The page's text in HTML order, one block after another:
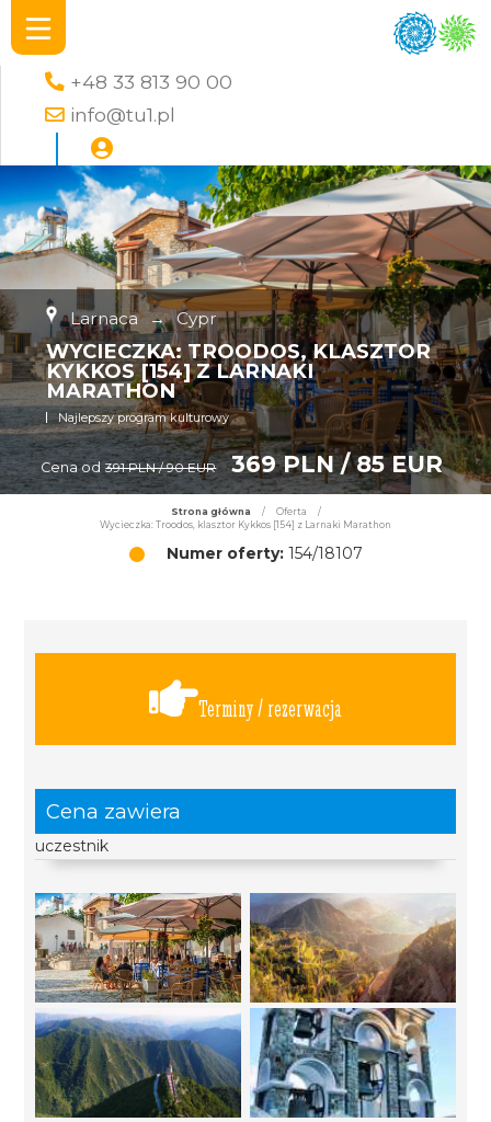
+48 33 813 90 00
info@tu1.pl
Larnaca → Cypr
WYCIECZKA: TROODOS, KLASZTOR
KYKKOS [154] Z LARNAKI
MARATHON
Najlepszy program kulturowy
Cena od 391 PLN / 90 EUR 369 PLN / 85 EUR
Strona główna / Oferta
/
Wycieczka: Troodos, klasztor Kykkos [154] z Larnaki Marathon
Numer oferty:154/18107
Terminy / rezerwacja
Cena zawiera
uczestnik